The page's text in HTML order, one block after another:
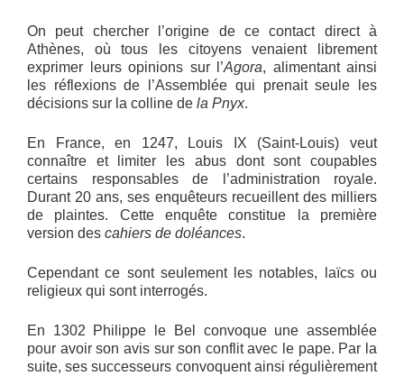
On peut chercher l’origine de ce contact direct à
Athènes, où tous les citoyens venaient librement
exprimer leurs opinions sur l’Agora, alimentant ainsi
les réflexions de l’Assemblée qui prenait seule les
décisions sur la colline de la Pnyx.
En France, en 1247, Louis IX (Saint-Louis) veut
connaître et limiter les abus dont sont coupables
certains responsables de l’administration royale.
Durant 20 ans, ses enquêteurs recueillent des milliers
de plaintes. Cette enquête constitue la première
version des cahiers de doléances.
Cependant ce sont seulement les notables, laïcs ou
religieux qui sont interrogés.
En 1302 Philippe le Bel convoque une assemblée
pour avoir son avis sur son conflit avec le pape. Par la
suite, ses successeurs convoquent ainsi régulièrement